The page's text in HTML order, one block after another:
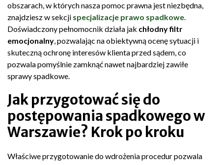
obszarach, w których nasza pomoc prawna jest niezbędna,
znajdziesz w sekcji specjalizacje prawo spadkowe.
Doświadczony pełnomocnik działa jak chłodny filtr
emocjonalny, pozwalając na obiektywną ocenę sytuacji i
skuteczną ochronę interesów klienta przed sądem, co
pozwala pomyślnie zamknąć nawet najbardziej zawiłe
sprawy spadkowe.
Jak przygotować się do
postępowania spadkowego w
Warszawie? Krok po kroku
Właściwe przygotowanie do wdrożenia procedur pozwala